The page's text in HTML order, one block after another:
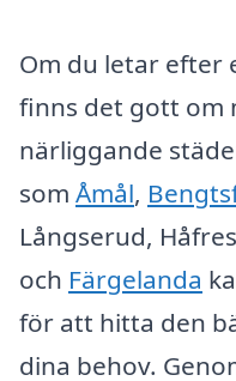
Om du letar efter
finns det gott om
närliggande
som Åmål,
Långserud,
och Färgelanda
för att hitta den
dina behov.